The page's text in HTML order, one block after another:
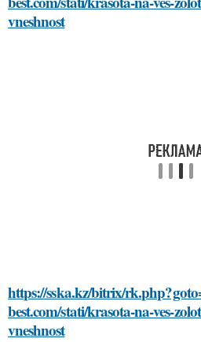
vneshnost
https://sska.kz/bitrix/
best.com/stati/krasota-na-ves-
vneshnost